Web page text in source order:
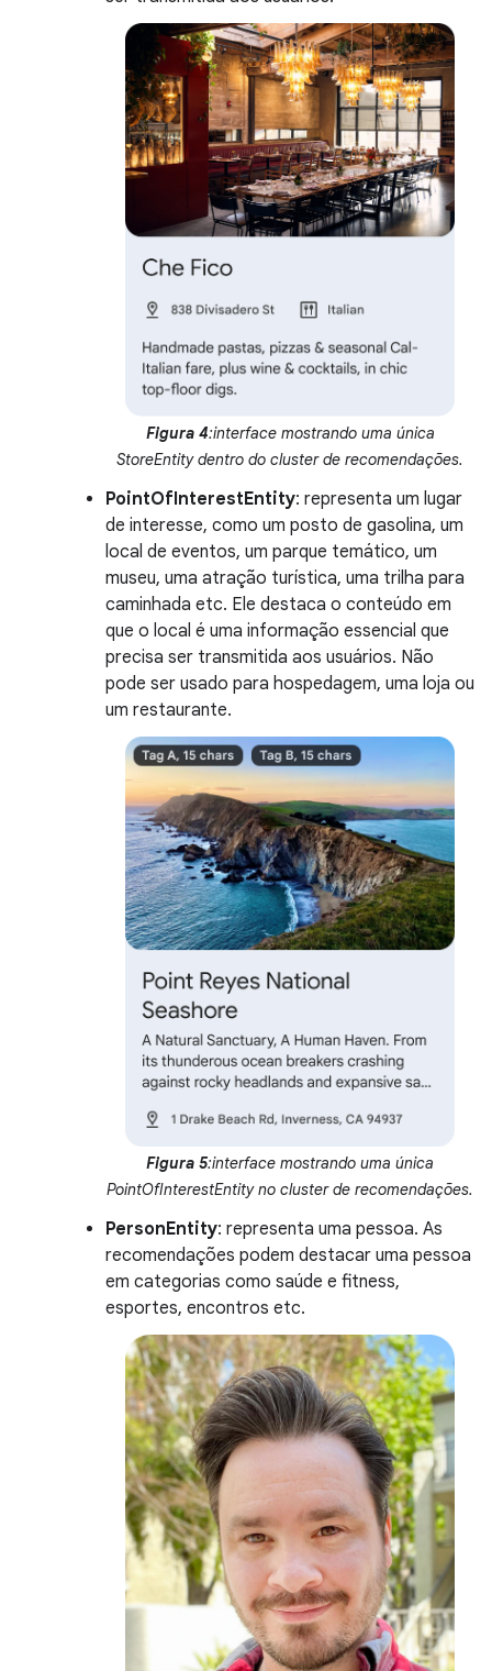
Figura 4:interface mostrando uma única
StoreEntity dentro do cluster de recomendações.
PointOfInterestEntity: representa um lugar
de interesse, como um posto de gasolina, um
local de eventos, um parque temático, um
museu, uma atração turística, uma trilha para
caminhada etc. Ele destaca o conteúdo em
que o local é uma informação essencial que
precisa ser transmitida aos usuários. Não
pode ser usado para hospedagem, uma loja ou
um restaurante.
Figura 5:interface mostrando uma única
PointOfInterestEntity no cluster de recomendações.
PersonEntity: representa uma pessoa. As
recomendações podem destacar uma pessoa
em categorias como saúde e fitness,
esportes, encontros etc.